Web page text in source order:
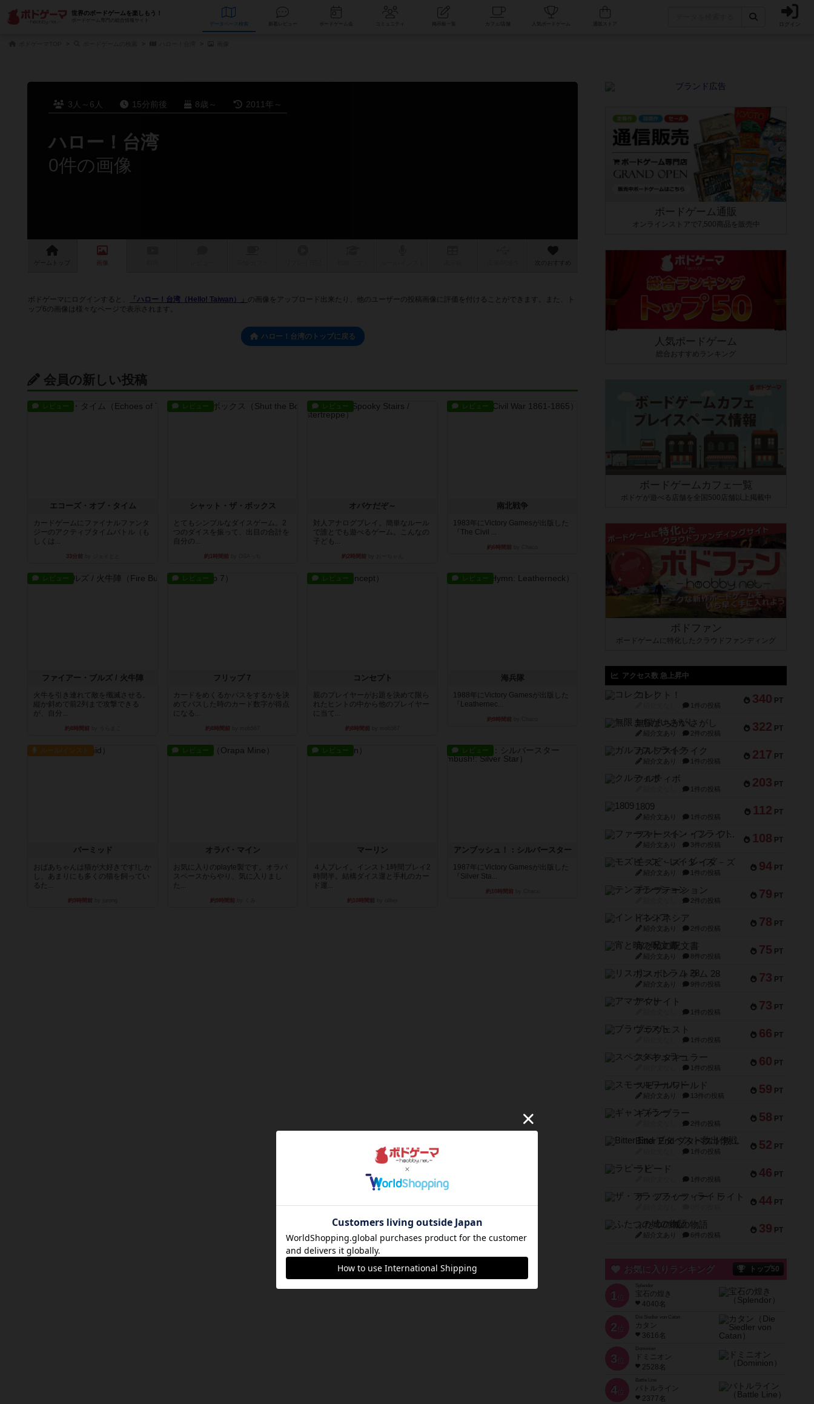
世界のボードゲームを楽しもう！
ボードゲーム専門の総合情報サイト
データベース コミュニティ 人気ボードゲーム ログイン
3人～6人 15分前後 8歳～ 2011年～
ハロー！台湾
0件の画像
ゲーム 画像 次のおすすめ
ボドゲーマにログインすると、 「ハロー！台湾（Hello! Taiwan）」 の画像をアップロード出来たり、他のユーザーの投稿画像に評価を付けることができます。また、ト
ップ6の画像は様々なページで表示されます。
ハロー！台湾のトップに戻る
会員の新しい投稿
レビュー
エコーズ・オブ・タイム
カードゲームにファイナルファンタ
ジーのアクティブタイムバトル（も
しくは...
33分前
レビュー
シャット・ザ・ボックス
とてもシンプルなダイスゲーム。2
つのダイスを振って、出目の合計を
自分の...
約1時間前
レビュー
オバケだぞ～
対人アナログプレイ。簡単なルール
で誰とでも遊べるゲーム。こんなの
子ども...
約2時間前
レビュー
南北戦争
1983年にVictory Gamesが出版した
『The Civil ...
約6時間前
レビュー
ファイアー・ブルズ / 火牛陣
火牛を引き連れて敵を殲滅させる。
縦か斜めで前2列まで攻撃できる
が、自分...
約8時間前
レビュー
フリップ７
カードをめくるかパスをするかを決
めてパスした時のカード数字が得点
になる...
約8時間前
レビュー
コンセプト
親のプレイヤーがお題を決めて限ら
れたヒントの中から他のプレイヤー
に当て...
約8時間前
レビュー
海兵隊
1988年にVictory Gamesが出版した
『Leathernec...
約9時間前
ルール/インスト
パーミッド
おばあちゃんは猫が大好きです!しか
し、あまりにも多くの猫を飼ってい
るた...
約9時間前
レビュー
オラパ・マイン
お気に入りのplayte製です。オラパ
スペースからやり、気に入りまし
た...
約9時間前
レビュー
マーリン
４人プレイ。インスト1時間プレイ2
時間半。結構ダイス運と手札のカー
ド運...
約10時間前
レビュー
アンブッシュ！：シルバースター
1987年にVictory Gamesが出版した
『Silver Sta...
約10時間前
ボードゲーム通販
オンラインストアで7,500商品を販売中
人気ボードゲーム
総合おすすめランキング
ボードゲームカフェ一覧
ボドゲが遊べる店舗を全国500店舗以上掲載中
ボドファン
ボードゲームに特化したクラウドファンディング
アクセス数 急上昇中
340 PT
コレクト！
1件の投稿
322 PT
無限まちがいさがし
紹介文あり 2件の投稿
217 PT
ガルフストライク
紹介文あり 1件の投稿
203 PT
クルティボ
1件の投稿
112 PT
1809
紹介文あり 1件の投稿
108 PT
ファースト・イン・フライト
紹介文あり 3件の投稿
94 PT
モズビ－ズ・レイダ－ズ
紹介文あり 1件の投稿
79 PT
テンプテーション
2件の投稿
78 PT
インドネシア
紹介文あり 2件の投稿
75 PT
宵と暁の呪文書
紹介文あり 8件の投稿
73 PT
リスボン・トラム 28
紹介文あり 9件の投稿
73 PT
アマナイト
1件の投稿
66 PT
ブラヴェスト
1件の投稿
60 PT
スペクタキュラー
1件の投稿
59 PT
スモールワールド
紹介文あり 13件の投稿
58 PT
ギャンブラー
2件の投稿
52 PT
Bitter End ブタペスト救出作戦
1件の投稿
46 PT
ラピード
1件の投稿
44 PT
ザ・フラッフィー・ライト
39 PT
ふたつの城の物語
紹介文あり 6件の投稿
お気に入りランキング トップ50
1 位
宝石の煌き
4040名
2 位
Die Siedler von Catan
カタン
3616名
3 位
ドミニオン
2528名
4位
Battle Line
バトルライン
2377名